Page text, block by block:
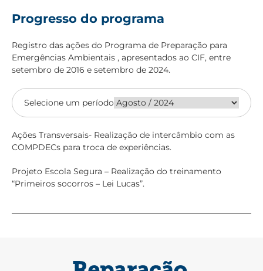
Progresso do programa
Registro das ações do Programa de Preparação para
Emergências Ambientais , apresentados ao CIF, entre
setembro de 2016 e setembro de 2024.
Selecione um período
Ações Transversais- Realização de intercâmbio com as
COMPDECs para troca de experiências.
Projeto Escola Segura – Realização do treinamento
“Primeiros socorros – Lei Lucas”.